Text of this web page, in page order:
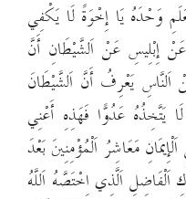
وَحْدَهُ يَا إِخْوَةً لَا يَكْفِي
إِبْلِيسِ عَنْ اَلشَّيْطَانِ أَنَّ
اَلنَّاسِ يَعْرِفُ أَنَّ اَلشَّيْطَانَ
يَتَّخِذُهُ عَدُوًّا فَهَذِهِ أَعْنِي
مَعَاشِرُ اَلْمُؤْمِنِينَ بَعْدَ
اَلْفَاضِلِ اَلَّذِي اِخْتَصَّهُ اَللَّهُ